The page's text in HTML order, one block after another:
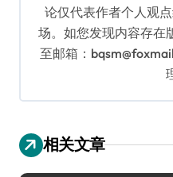
论仅代表作者个人观
场。如您发现内容存在
至邮箱：
相关文章